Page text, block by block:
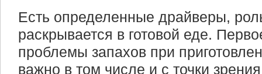
Есть определенные драйверы,
раскрывается в готовой еде.
проблемы запахов при
важно в том числе и с точки